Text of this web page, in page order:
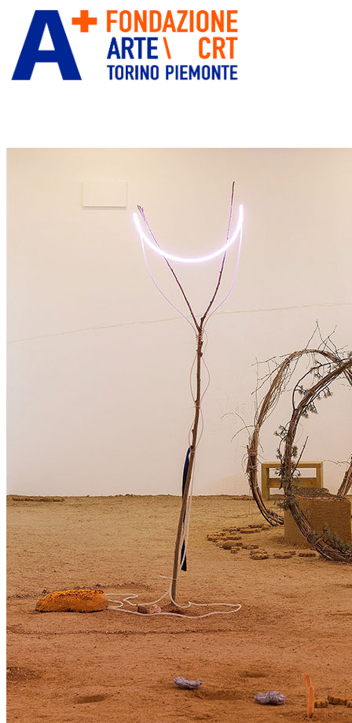
Chi Siamo
Collezione
Progetti
News